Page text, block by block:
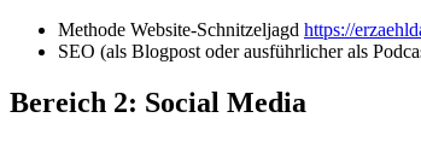
Methode Website-Schnitzeljagd https://
SEO (als Blogpost oder ausführlicher als
Bereich 2: Social Media